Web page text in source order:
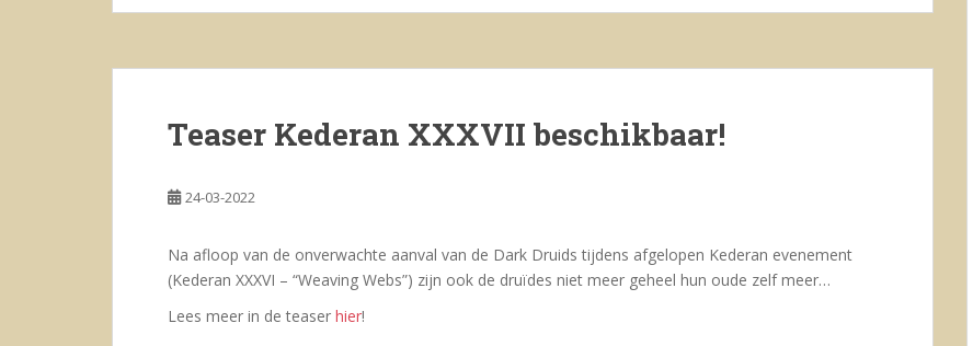
Teaser Kederan XXXVII beschikbaar!
24-03-2022
Na afloop van de onverwachte aanval van de Dark Druids tijdens afgelopen Kederan evenement
(Kederan XXXVI – “Weaving Webs”) zijn ook de druïdes niet meer geheel hun oude zelf meer…
Lees meer in de teaser hier!